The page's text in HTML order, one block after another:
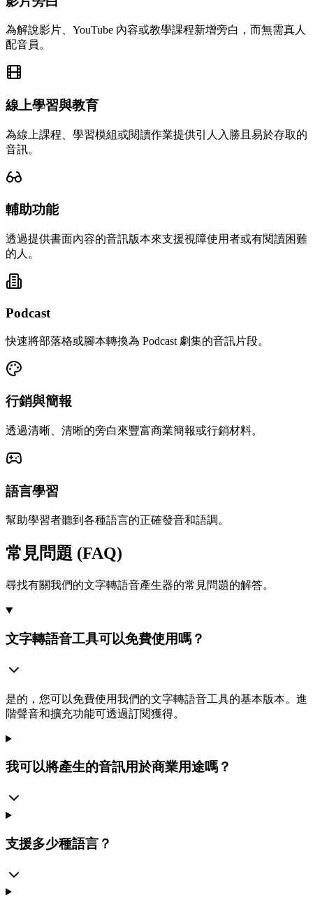
為解說影片、YouTube 內容或教學課程新增旁白，而無需真人
配音員。
線上學習與教育
為線上課程、學習模組或閱讀作業提供引人入勝且易於存取的
音訊。
輔助功能
透過提供書面內容的音訊版本來支援視障使用者或有閱讀困難
的人。
Podcast
快速將部落格或腳本轉換為 Podcast 劇集的音訊片段。
行銷與簡報
透過清晰、清晰的旁白來豐富商業簡報或行銷材料。
語言學習
幫助學習者聽到各種語言的正確發音和語調。
常見問題 (FAQ)
尋找有關我們的文字轉語音產生器的常見問題的解答。
文字轉語音工具可以免費使用嗎？
是的，您可以免費使用我們的文字轉語音工具的基本版本。進
階聲音和擴充功能可透過訂閱獲得。
我可以將產生的音訊用於商業用途嗎？
支援多少種語言？